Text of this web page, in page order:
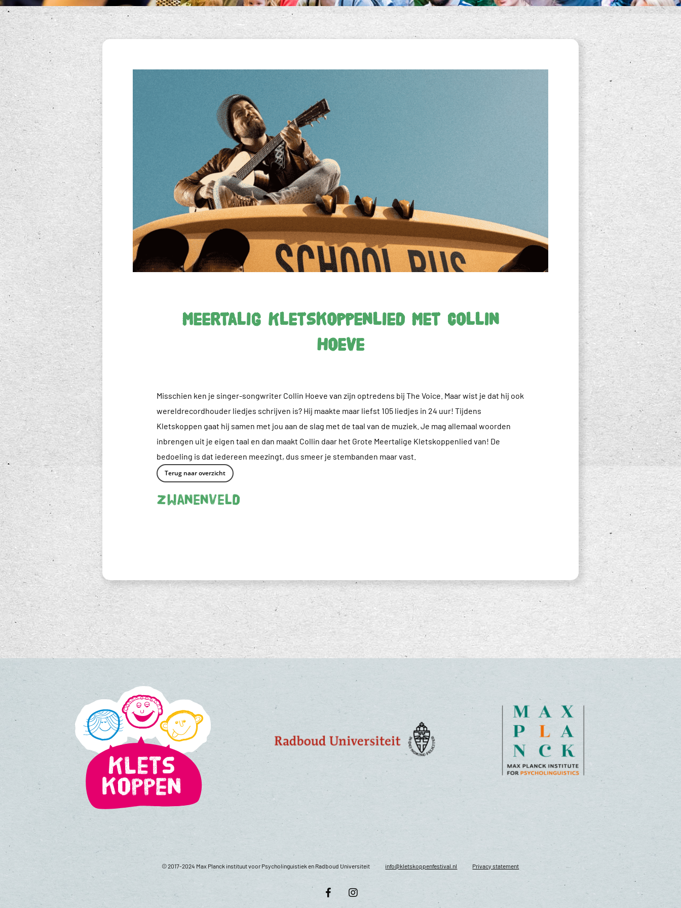
Meertalig Kletskoppenlied met Collin
Hoeve
Misschien ken je singer-songwriter Collin Hoeve van zijn optredens bij The Voice. Maar wist je dat hij ook
wereldrecordhouder liedjes schrijven is? Hij maakte maar liefst 105 liedjes in 24 uur! Tijdens
Kletskoppen gaat hij samen met jou aan de slag met de taal van de muziek. Je mag allemaal woorden
inbrengen uit je eigen taal en dan maakt Collin daar het Grote Meertalige Kletskoppenlied van! De
bedoeling is dat iedereen meezingt, dus smeer je stembanden maar vast.
Terug naar overzicht
Zwanenveld
© 2017-2024 Max Planck instituut voor Psycholinguistiek en Radboud Universiteit info@kletskoppenfestival.nl Privacy statement
facebookinstagram